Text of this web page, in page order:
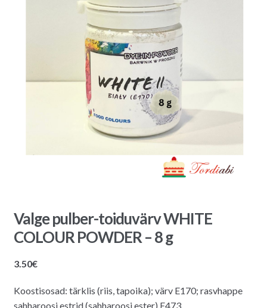
Valge pulber-toiduvärv WHITE
COLOUR POWDER – 8 g
3.50€
Koostisosad: tärklis (riis, tapoika); värv E170; rasvhappe
sahharoosi estrid (sahharoosi ester) E473.